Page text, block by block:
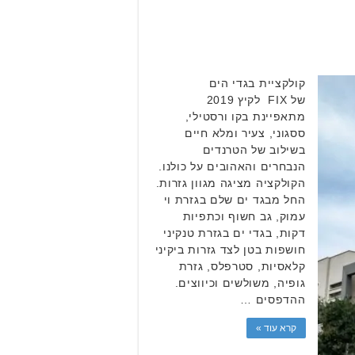
קולקציית בגדי הים
של FIX לקיץ 2019
מתאפיינת בקו ורסטילי,
ססגוני, צעיר ומלא חיים
בשילוב של הטרנדים
הנבחרים והאהובים על כולנו.
הקולקציה מציגה מגוון גזרות.
החל מבגד ים שלם בגזרת וי
עמוק, גב חשוף וכתפיות
דקות, בגדי ים בגזרת טנקיני
חושפות בטן לצד גזרות ביקיני
קלאסיות, סטרפלס, גזרת
גופיה, משולשים וכיווצים.
ההדפסים …
קרא עוד »